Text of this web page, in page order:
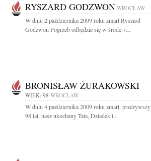
RYSZARD GODZWON WROCŁAW
W dniu 2 października 2009 roku zmarł Ryszard
Godzwon Pogrzeb odbędzie się w środę 7...
BRONISŁAW ŻURAKOWSKI
WIEK: 98 WROCŁAW
W dniu 4 października 2009 roku zmarł, przeżywszy
98 lat, nasz ukochany Tata, Dziadek i...